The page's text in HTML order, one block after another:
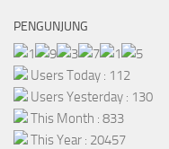
PENGUNJUNG
Users Today : 112
Users Yesterday : 130
This Month : 833
This Year : 20457